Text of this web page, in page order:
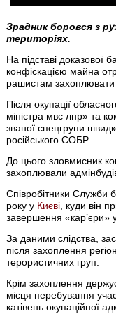
Зрадник боровся з
територіях.
На підставі доказової
конфіскацією майна
рашистам
Після окупації
міністра мвс лнр» та
званої спецгрупи
російського СОБР.
До цього зловмисник
захоплювали
Співробітники Служби
року у Києві , куди він
завершення «кар’єри»
За даними слідства,
після захоплення
терористичних груп.
Крім захоплення
місця перебування
катівень окупаційної